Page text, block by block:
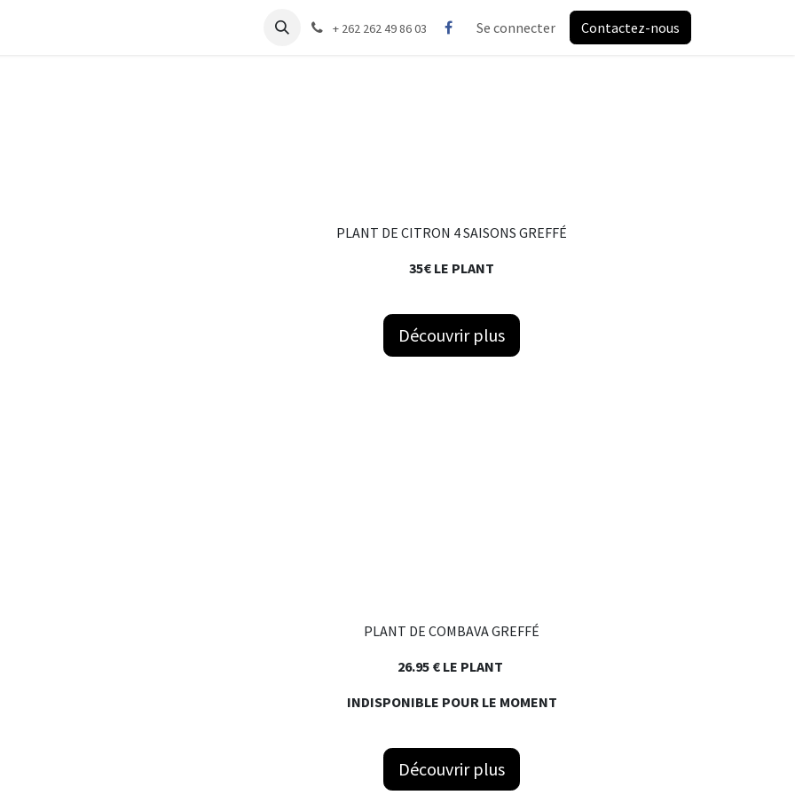
+ 262 262 49 86 03 Se connecter Contactez-nous
PLANT DE CITRON 4 SAISONS GREFFÉ
35€ LE PLANT
Découvrir plus
PLANT DE COMBAVA GREFFÉ
26.95 € LE PLANT
INDISPONIBLE POUR LE MOMENT
Découvrir plus